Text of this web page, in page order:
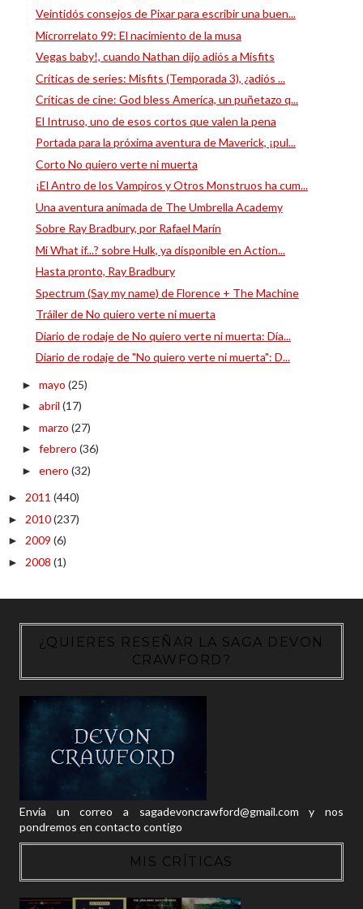
Veintidós consejos de Pixar para escribir una buen...
Microrrelato 99: El nacimiento de la musa
Vegas baby!, cuando Nathan dijo adiós a Misfits
Críticas de series: Misfits (Temporada 3), ¿adiós ...
Críticas de cine: God bless America, un puñetazo q...
El Intruso, uno de esos cortos que valen la pena
Portada para la próxima aventura de Maverick, ¡pul...
Corto No quiero verte ni muerta
¡El Antro de los Vampiros y Otros Monstruos ha cum...
Una aventura animada de The Umbrella Academy
Sobre Ray Bradbury, por Rafael Marín
Mi What if...? sobre Hulk, ya disponible en Action...
Hasta pronto, Ray Bradbury
Spectrum (Say my name) de Florence + The Machine
Tráiler de No quiero verte ni muerta
Diario de rodaje de No quiero verte ni muerta: Día...
Diario de rodaje de "No quiero verte ni muerta": D...
► mayo (25)
► abril (17)
► marzo (27)
► febrero (36)
► enero (32)
► 2011 (440)
► 2010(237)
► 2009 (6)
► 2008 (1)
¿QUIERES RESEÑAR LA SAGA DEVON
CRAWFORD?
Envía un correo a sagadevoncrawford@gmail.com y nos
pondremos en contacto contigo
MIS CRÍTICAS